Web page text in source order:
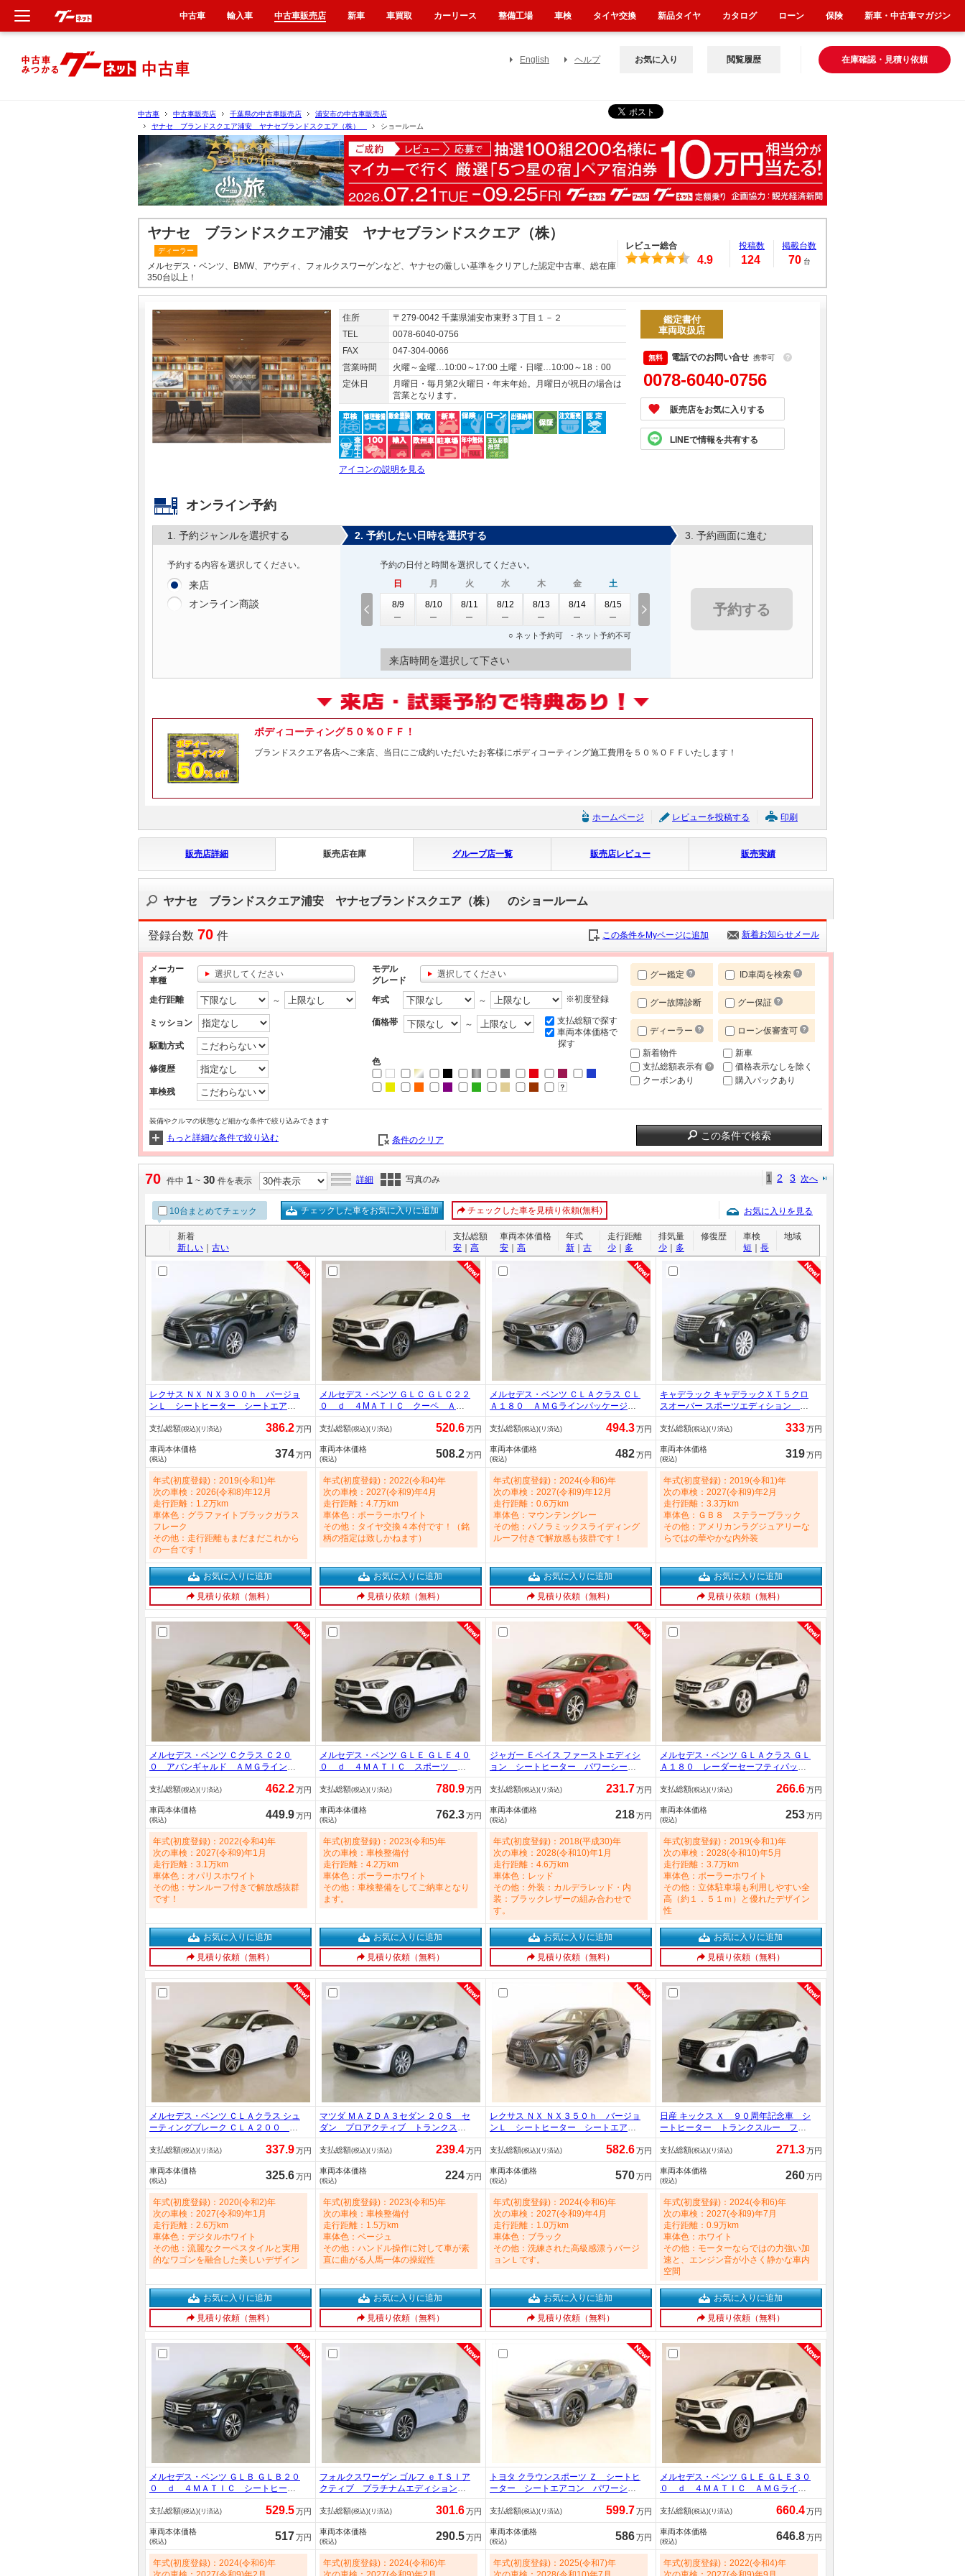
English ヘルプ 在庫確認・見積り依頼
お気に入り 閲覧履歴
中古車 中古車販売店 千葉県の中古車販売店
浦安市の中古車販売店
ヤナセ ブランドスクエア浦安 ヤナセブランドスクエア（株）
ショールーム
ヤナセ ブランドスクエア浦安 ヤナセブランドスクエア（株）
ディーラー
メルセデス・ベンツ、BMW、アウディ、フォルクスワーゲンなど、ヤナセの厳しい基準をクリアした認定中古車、総在庫
350台以上！
レビュー総合
4.9
投稿数
124
掲載台数
70 台
住所
〒279-0042 千葉県浦安市東野３丁目１－２
TEL
0078-6040-0756
FAX
047-304-0066
営業時間
火曜～金曜…10:00～17:00 土曜・日曜…10:00～18：00
定休日
月曜日・毎月第2火曜日・年末年始。月曜日が祝日の場合は
営業となります。
アイコンの説明を見る
鑑定書付
車両取扱店
電話でのお問い合せ 携帯可 ？
0078-6040-0756
販売店をお気に入りする
LINEで情報を共有する
オンライン予約
1. 予約ジャンルを選択する
予約する内容を選択してください。
来店
オンライン商談
2. 予約したい日時を選択する
予約の日付と時間を選択してください。
日
8/9
月
8/10
火
8/11
水
8/12
木
8/13
金
8/14
土
8/15
○ ネット予約可 - ネット予約不可
来店時間を選択して下さい
3. 予約画面に進む
予約する
ボディコーティング５０％ＯＦＦ！
ブランドスクエア各店へご来店、当日にご成約いただいたお客様にボディコーティング施工費用を５０％ＯＦＦいたします！
ホームページ レビューを投稿する 印刷
販売店詳細 販売店在庫 グループ店一覧 販売店レビュー 販売実績
ヤナセ ブランドスクエア浦安 ヤナセブランドスクエア（株） のショールーム
登録台数 70 件 この条件をMyページに追加 新着お知らせメール
メーカー
車種
選択してください
モデル
グレード
選択してください
走行距離 ～
ミッション
駆動方式
修復歴
車検残
年式 ～ ※初度登録
価格帯 ～
支払総額で探す
車両本体価格で
探す
色
グー鑑定 ID車両を検索
グー故障診断 グー保証
ディーラー ローン仮審査可
新着物件
支払総額表示有
クーポンあり
新車
価格表示なしを除く
購入パックあり
装備やクルマの状態など細かな条件で絞り込みできます
もっと詳細な条件で絞り込む 条件のクリア この条件で検索
70 件中 1 ~ 30 件を表示 詳細 写真のみ 1 2 3 次へ
10台まとめてチェック チェックした車をお気に入りに追加 チェックした車を見積り依頼(無料) お気に入りを見る
新着
新しい
古い
支払総額
安
高
車両本体価格
安
高
年式
新
古
走行距離
少
多
排気量
少
多
修復歴
車検
短
長
地域
レクサス ＮＸ ＮＸ３００ｈ バージョ
ンＬ シートヒーター シートエアコ
ン パワーシート トランクスルー
フロアマット コネクテッド機能 ナ
ビ ＣＤ ミュージックサーバー 音
楽プレーヤー接続 Ｂｌｕｅｔｏｏｔ
ｈ接続 ＴＶ ＥＴＣ 2500cc
メルセデス・ベンツ ＧＬＣ ＧＬＣ２２
０ ｄ ４МＡＴＩＣ クーペ ＡＭ
Ｇライン シートヒーター パワーシ
ート トランクスルー フロアマッ
ト コネクテッド機能 ナビ 音楽プ
レーヤー接続 Ｂｌｕｅｔｏｏｔｈ接
続 ＴＶ ＥＴＣ サンルーフ・ガラ
スルーフ ＬＥＤヘッドライト 1900c
メルセデス・ベンツ ＣＬＡクラス ＣＬ
Ａ１８０ ＡＭＧラインパッケージ
ＡＭＧレザーエクスクルーシブパッケ
ージ コンフォートパッケージ シー
トヒーター パワーシート トランク
スルー フロアマット コネクテッド
機能 ナビ 音楽プレーヤー接続 130
0cc
キャデラック キャデラックＸＴ５クロ
スオーバー スポーツエディション シ
ートヒーター シートエアコン パワ
ーシート トランクスルー フロアマ
ット 音楽プレーヤー接続 Ｂｌｕｅ
ｔｏｏｔｈ接続 ＥＴＣ サンルー
フ・ガラスルーフ ＬＥＤヘッドライ
ト 電動リアゲート 3600cc
支払総額(税込)(リ済込) 386.2万円 支払総額(税込)(リ済込) 520.6万円 支払総額(税込)(リ済込) 494.3万円 支払総額(税込)(リ済込) 333万円
車両本体価格
(税込) 374万円
車両本体価格
(税込) 508.2万円
車両本体価格
(税込) 482万円
車両本体価格
(税込) 319万円
年式(初度登録)：2019(令和1)年
次の車検：2026(令和8)年12月
走行距離：1.2万km
車体色：グラファイトブラックガラス
フレーク
その他：走行距離もまだまだこれから
の一台です！
年式(初度登録)：2022(令和4)年
次の車検：2027(令和9)年4月
走行距離：4.7万km
車体色：ポーラーホワイト
その他：タイヤ交換４本付です！（銘
柄の指定は致しかねます）
年式(初度登録)：2024(令和6)年
次の車検：2027(令和9)年12月
走行距離：0.6万km
車体色：マウンテングレー
その他：パノラミックスライディング
ルーフ付きで解放感も抜群です！
年式(初度登録)：2019(令和1)年
次の車検：2027(令和9)年2月
走行距離：3.3万km
車体色：ＧＢ８ ステラーブラック
その他：アメリカンラグジュアリーな
らではの華やかな内外装
お気に入りに追加
見積り依頼（無料）
お気に入りに追加
見積り依頼（無料）
お気に入りに追加
見積り依頼（無料）
お気に入りに追加
見積り依頼（無料）
メルセデス・ベンツ Ｃクラス Ｃ２０
０ アバンギャルド ＡＭＧライン
レザーエクスクルーシブパッケージ
ベーシックパッケージ シートヒータ
ー パワーシート トランクスルー
フロアマット コネクテッド機能 ナ
ビ 音楽プレーヤー接続 Ｂｌｕｅｔ
ｏｏｔｈ接続 ＴＶ ＥＴＣ 1500cc
メルセデス・ベンツ ＧＬＥ ＧＬＥ４０
０ ｄ ４ＭＡＴＩＣ スポーツ シ
ートヒーター シートエアコン パワ
ーシート ３列シート トランクスル
ー フロアマット コネクテッド機
能 ナビ 音楽プレーヤー接続 Ｂｌ
ｕｅｔｏｏｔｈ接続 ＴＶ ＥＴＣ
ＬＥＤヘッドライト 2900cc
ジャガー Ｅペイス ファーストエディシ
ョン シートヒーター パワーシー
ト トランクスルー フロアマット
コネクテッド機能 ナビ 音楽プレー
ヤー接続 Ｂｌｕｅｔｏｏｔｈ接続
ＥＴＣ サンルーフ・ガラスルーフ
ＬＥＤヘッドライト 電動リアゲート
2000cc
メルセデス・ベンツ ＧＬＡクラス ＧＬ
Ａ１８０ レーダーセーフティパッケ
ージ プレミアムパッケージ シート
ヒーター パワーシート トランクス
ルー フロアマット ナビ ＣＤ 音
楽プレーヤー接続 Ｂｌｕｅｔｏｏｔ
ｈ接続 ＴＶ ＤＶＤ再生 ＥＴＣ 16
00cc
支払総額(税込)(リ済込) 462.2万円 支払総額(税込)(リ済込) 780.9万円 支払総額(税込)(リ済込) 231.7万円 支払総額(税込)(リ済込) 266.6万円
車両本体価格
(税込) 449.9万円
車両本体価格
(税込) 762.3万円
車両本体価格
(税込) 218万円
車両本体価格
(税込) 253万円
年式(初度登録)：2022(令和4)年
次の車検：2027(令和9)年1月
走行距離：3.1万km
車体色：オパリスホワイト
その他：サンルーフ付きで解放感抜群
です！
年式(初度登録)：2023(令和5)年
次の車検：車検整備付
走行距離：4.2万km
車体色：ポーラーホワイト
その他：車検整備をしてご納車となり
ます。
年式(初度登録)：2018(平成30)年
次の車検：2028(令和10)年1月
走行距離：4.6万km
車体色：レッド
その他：外装：カルデラレッド・内
装：ブラックレザーの組み合わせで
す。
年式(初度登録)：2019(令和1)年
次の車検：2028(令和10)年5月
走行距離：3.7万km
車体色：ポーラーホワイト
その他：立体駐車場も利用しやすい全
高（約１．５１ｍ）と優れたデザイン
性
お気に入りに追加
見積り依頼（無料）
お気に入りに追加
見積り依頼（無料）
お気に入りに追加
見積り依頼（無料）
お気に入りに追加
見積り依頼（無料）
メルセデス・ベンツ ＣＬＡクラス シュ
ーティングブレーク ＣＬＡ２００
ｄ シューティングブレーク ＡＭＧ
ライン ＡＭＧレザーエクスクルーシ
ブパッケージ レーダーセーフティパ
ッケージ アドバンスドパッケージ
ナビゲーションパッケージ シートヒ
ーター パワーシート トランクスル
ー フロアマット コネクテッド機能
1900cc
マツダ ＭＡＺＤＡ３セダン ２０Ｓ セ
ダン プロアクティブ トランクスル
ー フロアマット コネクテッド機
能 ナビ 音楽プレーヤー接続 Ｂｌ
ｕｅｔｏｏｔｈ接続 ＴＶ ＥＴＣ
ＬＥＤヘッドライト 全周囲カメラ
フロントカメラ サイドカメラ バッ
クモニター 盗難防止 2000cc
レクサス ＮＸ ＮＸ３５０ｈ バージョ
ンＬ シートヒーター シートエアコ
ン パワーシート トランクスルー
フロアマット コネクテッド機能 ナ
ビ 音楽プレーヤー接続 Ｂｌｕｅｔ
ｏｏｔｈ接続 ＴＶ ＥＴＣ ＬＥＤ
ヘッドライト 電動リアゲート 2500c
日産 キックス Ｘ ９０周年記念車 シ
ートヒーター トランクスルー フロ
アマット コネクテッド機能 ナビ
ＣＤ ミュージックサーバー 音楽プ
レーヤー接続 Ｂｌｕｅｔｏｏｔｈ接
続 ＴＶ ＤＶＤ再生 ＥＴＣ ＬＥ
Ｄヘッドライト 全周囲カメラ 1200c
支払総額(税込)(リ済込) 337.9万円 支払総額(税込)(リ済込) 239.4万円 支払総額(税込)(リ済込) 582.6万円 支払総額(税込)(リ済込) 271.3万円
車両本体価格
(税込) 325.6万円
車両本体価格
(税込) 224万円
車両本体価格
(税込) 570万円
車両本体価格
(税込) 260万円
年式(初度登録)：2020(令和2)年
次の車検：2027(令和9)年1月
走行距離：2.6万km
車体色：デジタルホワイト
その他：流麗なクーペスタイルと実用
的なワゴンを融合した美しいデザイン
年式(初度登録)：2023(令和5)年
次の車検：車検整備付
走行距離：1.5万km
車体色：ベージュ
その他：ハンドル操作に対して車が素
直に曲がる人馬一体の操縦性
年式(初度登録)：2024(令和6)年
次の車検：2027(令和9)年4月
走行距離：1.0万km
車体色：ブラック
その他：洗練された高級感漂うバージ
ョンＬです。
年式(初度登録)：2024(令和6)年
次の車検：2027(令和9)年7月
走行距離：0.9万km
車体色：ホワイト
その他：モーターならではの力強い加
速と、エンジン音が小さく静かな車内
空間
お気に入りに追加
見積り依頼（無料）
お気に入りに追加
見積り依頼（無料）
お気に入りに追加
見積り依頼（無料）
お気に入りに追加
見積り依頼（無料）
メルセデス・ベンツ ＧＬＢ ＧＬＢ２０
０ ｄ ４ＭＡＴＩＣ シートヒータ
ー パワーシート ３列シート トラ
ンクスルー フロアマット コネクテ
ッド機能 ナビ 音楽プレーヤー接
続 Ｂｌｕｅｔｏｏｔｈ接続 ＴＶ
ＥＴＣ サンルーフ・ガラスルーフ
ＬＥＤヘッドライト 1900cc
フォルクスワーゲン ゴルフ ｅＴＳＩア
クティブ プラチナムエディション
トランクスルー フロアマット ナ
ビ 音楽プレーヤー接続 Ｂｌｕｅｔ
ｏｏｔｈ接続 ＥＴＣ ＬＥＤヘッド
ライト バックモニター 盗難防止
衝突被害軽減ブレーキ 横滑り防止装
置 クルーズコントロール 990cc
トヨタ クラウンスポーツ Ｚ シートヒ
ーター シートエアコン パワーシー
ト トランクスルー フロアマット
コネクテッド機能 ナビ 音楽プレー
ヤー接続 Ｂｌｕｅｔｏｏｔｈ接続
ＴＶ ＥＴＣ サンルーフ・ガラスル
ーフ 2500cc
メルセデス・ベンツ ＧＬＥ ＧＬＥ３０
０ ｄ ４ＭＡＴＩＣ ＡＭＧライ
ン シートヒーター パワーシート
３列シート トランクスルー フロア
マット コネクテッド機能 ナビ 音
楽プレーヤー接続 Ｂｌｕｅｔｏｏｔ
ｈ接続 ＴＶ ＥＴＣ サンルーフ・
ガラスルーフ ＬＥＤヘッドライト 20
00cc
支払総額(税込)(リ済込) 529.5万円 支払総額(税込)(リ済込) 301.6万円 支払総額(税込)(リ済込) 599.7万円 支払総額(税込)(リ済込) 660.4万円
車両本体価格
(税込) 517万円
車両本体価格
(税込) 290.5万円
車両本体価格
(税込) 586万円
車両本体価格
(税込) 646.8万円
年式(初度登録)：2024(令和6)年
年式(初度登録)：2024(令和6)年
年式(初度登録)：2025(令和7)年
年式(初度登録)：2022(令和4)年
中古車 輸入車 中古車販売店 新車 車買取 カーリース 整備工場 車検 タイヤ交換 新品タイヤ カタログ ローン 保険 新車・中古車マガジン
新車